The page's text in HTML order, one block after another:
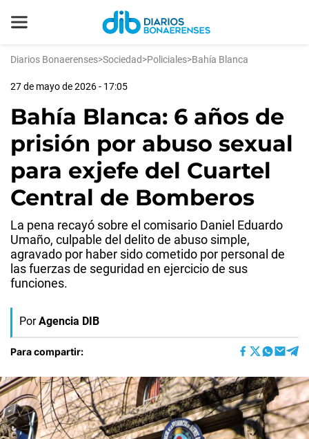
Diarios Bonaerenses>Sociedad>Policiales>Bahía Blanca
27 de mayo de 2026 - 17:05
Bahía Blanca: 6 años de
prisión por abuso sexual
para exjefe del Cuartel
Central de Bomberos
La pena recayó sobre el comisario Daniel Eduardo
Umaño, culpable del delito de abuso simple,
agravado por haber sido cometido por personal de
las fuerzas de seguridad en ejercicio de sus
funciones.
Por Agencia DIB
Para compartir: